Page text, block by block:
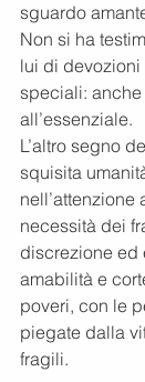
sguardo
Non si ha
lui di
speciali:
all’essenziale.
L’altro segno
squisita
necessità dei
discrezione ed
amabilità e
poveri, con le
piegate dalla
fragili.